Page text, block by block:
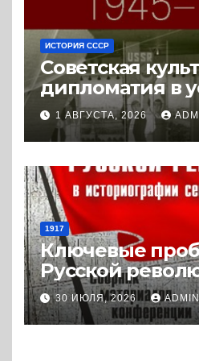
ИСТОРИЯ СССР
Советская
дипломатия в
Холодной
(2018) * Книга
1 АВГУСТА, 2026
1917
Ключевые
Русской
историографии
сегодняшнего
Книга
30 ИЮЛЯ, 2026 ADMIN